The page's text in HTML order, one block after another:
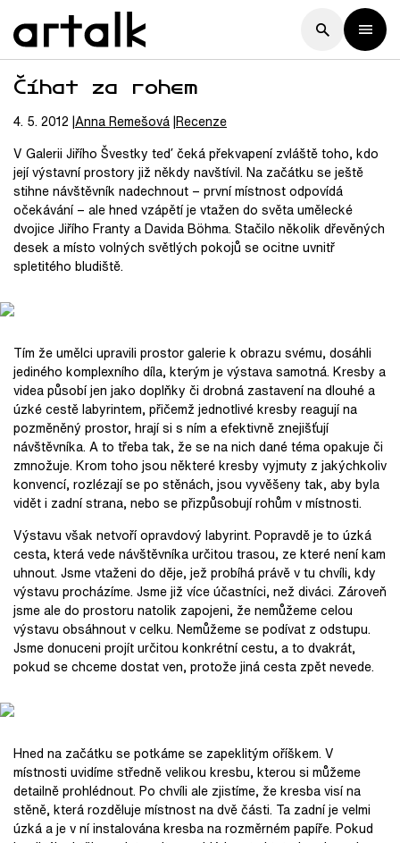
Číhat za rohem
4. 5. 2012 AnnaRemešová Recenze
V Galerii Jiřího Švestky teď čeká překvapení zvláště toho, kdo
její výstavní prostory již někdy navštívil. Na začátku se ještě
stihne návštěvník nadechnout − první místnost odpovídá
očekávání − ale hned vzápětí je vtažen do světa umělecké
dvojice Jiřího Franty a Davida Böhma. Stačilo několik dřevěných
desek a místo volných světlých pokojů se ocitne uvnitř
spletitého bludiště.
Tím že umělci upravili prostor galerie k obrazu svému, dosáhli
jediného komplexního díla, kterým je výstava samotná. Kresby a
videa působí jen jako doplňky či drobná zastavení na dlouhé a
úzké cestě labyrintem, přičemž jednotlivé kresby reagují na
pozměněný prostor, hrají si s ním a efektivně znejišťují
návštěvníka. A to třeba tak, že se na nich dané téma opakuje či
zmnožuje. Krom toho jsou některé kresby vyjmuty z jakýchkoliv
konvencí, rozlézají se po stěnách, jsou vyvěšeny tak, aby byla
vidět i zadní strana, nebo se přizpůsobují rohům v místnosti.
Výstavu však netvoří opravdový labyrint. Popravdě je to úzká
cesta, která vede návštěvníka určitou trasou, ze které není kam
uhnout. Jsme vtaženi do děje, jež probíhá právě v tu chvíli, kdy
výstavu procházíme. Jsme již více účastníci, než diváci. Zároveň
jsme ale do prostoru natolik zapojeni, že nemůžeme celou
výstavu obsáhnout v celku. Nemůžeme se podívat z odstupu.
Jsme donuceni projít určitou konkrétní cestu, a to dvakrát,
pokud se chceme dostat ven, protože jiná cesta zpět nevede.
Hned na začátku se potkáme se zapeklitým oříškem. V
místnosti uvidíme středně velikou kresbu, kterou si můžeme
detailně prohlédnout. Po chvíli ale zjistíme, že kresba visí na
stěně, která rozděluje místnost na dvě části. Ta zadní je velmi
úzká a je v ní instalována kresba na rozměrném papíře. Pokud